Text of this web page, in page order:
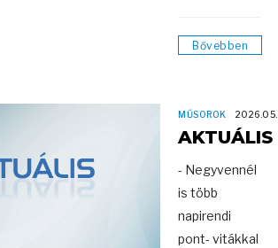
Bővebben
MŰSOROK
AKTUÁLIS
- Negyvennél
is több
napirendi
pont- vitákkal